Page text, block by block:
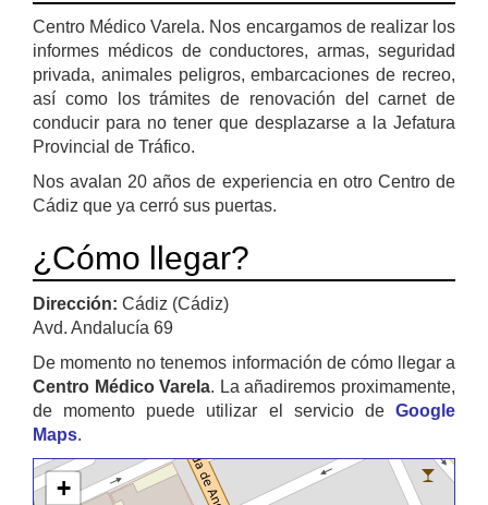
Centro Médico Varela. Nos encargamos de realizar los
informes médicos de conductores, armas, seguridad
privada, animales peligros, embarcaciones de recreo,
así como los trámites de renovación del carnet de
conducir para no tener que desplazarse a la Jefatura
Provincial de Tráfico.
Nos avalan 20 años de experiencia en otro Centro de
Cádiz que ya cerró sus puertas.
¿Cómo llegar?
Dirección: Cádiz (Cádiz)
Avd. Andalucía 69
De momento no tenemos información de cómo llegar a
Centro Médico Varela. La añadiremos proximamente,
de momento puede utilizar el servicio de Google
Maps.
+